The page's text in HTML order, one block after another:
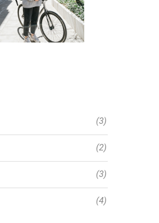
(3)
(2)
(3)
(4)